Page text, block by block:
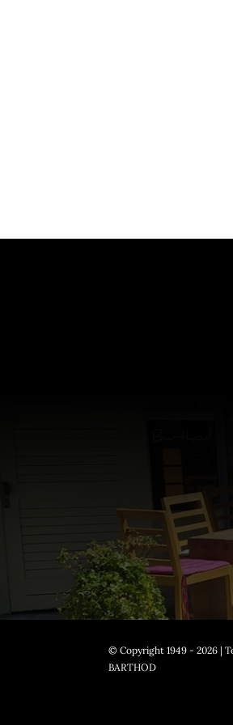
© Copyright 1949 - 2026 |
BARTHOD